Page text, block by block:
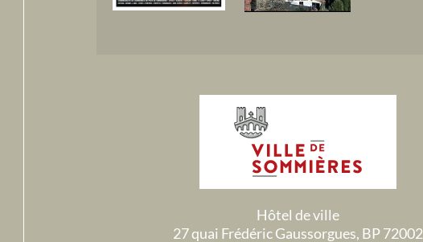
Hôtel de ville
27 quai Frédéric Gaussorgues, BP 72002